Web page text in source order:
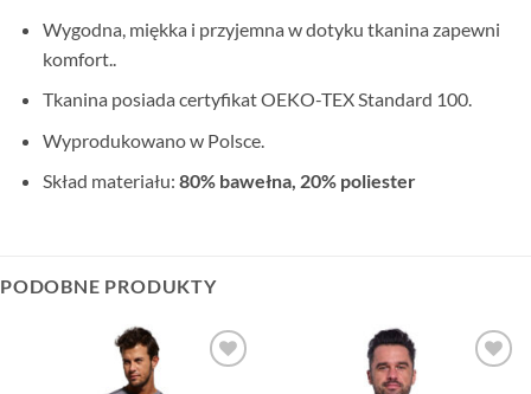
Wygodna, miękka i przyjemna w dotyku tkanina zapewni
komfort..
Tkanina posiada certyfikat OEKO-TEX Standard 100.
Wyprodukowano w Polsce.
Skład materiału: 80% bawełna, 20% poliester
PODOBNE PRODUKTY